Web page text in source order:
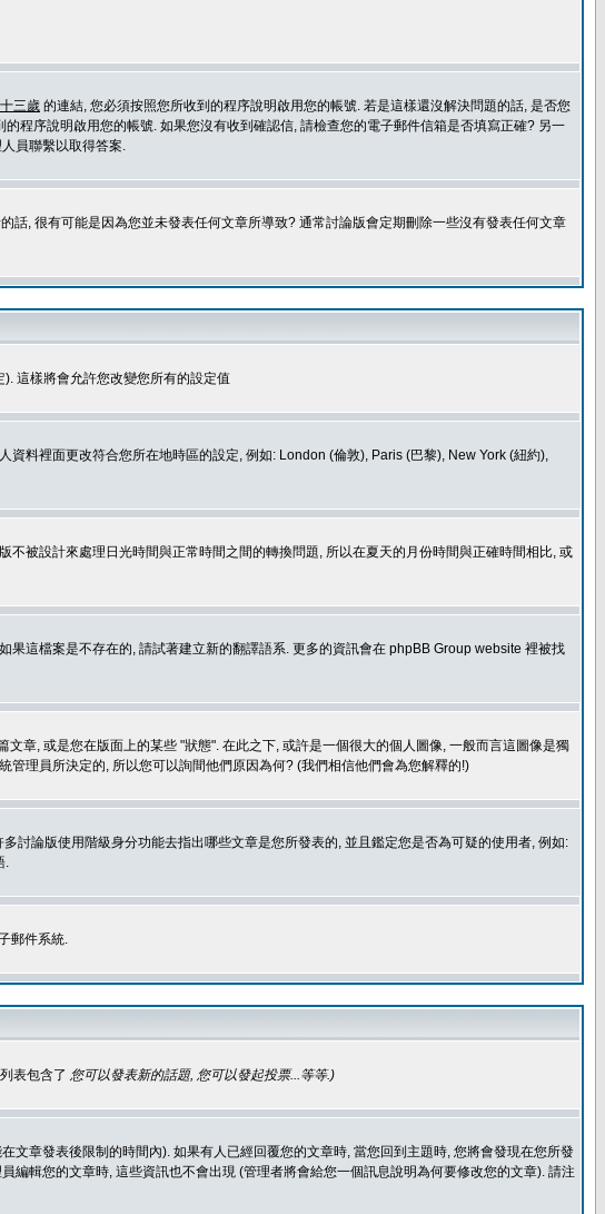
三歲 的連結, 您必須按照您所收到的程序說明啟用您的帳號. 若是這樣還沒解決問題的話, 是否您
程序說明啟用您的帳號. 如果您沒有收到確認信, 請檢查您的電子郵件信箱是否填寫正確? 另一
員聯繫以取得答案.
, 很有可能是因為您並未發表任何文章所導致? 通常討論版會定期刪除一些沒有發表任何文章
這樣將會允許您改變您所有的設定值
料裡面更改符合您所在地時區的設定, 例如: London (倫敦), Paris (巴黎), New York (紐約),
被設計來處理日光時間與正常時間之間的轉換問題, 所以在夏天的月份時間與正確時間相比, 或
這檔案是不存在的, 請試著建立新的翻譯語系. 更多的資訊會在 phpBB Group website 裡被找
章, 或是您在版面上的某些 "狀態". 在此之下, 或許是一個很大的個人圖像, 一般而言這圖像是獨
理員所決定的, 所以您可以詢間他們原因為何? (我們相信他們會為您解釋的!)
討論版使用階級身分功能去指出哪些文章是您所發表的, 並且鑑定您是否為可疑的使用者, 例如:
.
郵件系統.
表包含了 您可以發表新的話題, 您可以發起投票...等等.)
章發表後限制的時間內). 如果有人已經回覆您的文章時, 當您回到主題時, 您將會發現在您所發
輯您的文章時, 這些資訊也不會出現 (管理者將會給您一個訊息說明為何要修改您的文章). 請注